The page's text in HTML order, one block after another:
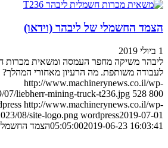
הצמד החשמלי של ליבהר (וידאו)
1 ביולי 2019
ליבהר משיקה מחפר העמסה ומשאית מכרות
לעבודה משותפת. מה הרעיון מאחורי המהלך?
http://www.machinerynews.co.il/wp-
07/liebherr-mining-truck-t236.jpg 528 800
http://www.machinerynews.co.il/wp-
08/site-logo.png wordpress2019-07-01
05:05:002019-06-23 16:03:41 הצמד